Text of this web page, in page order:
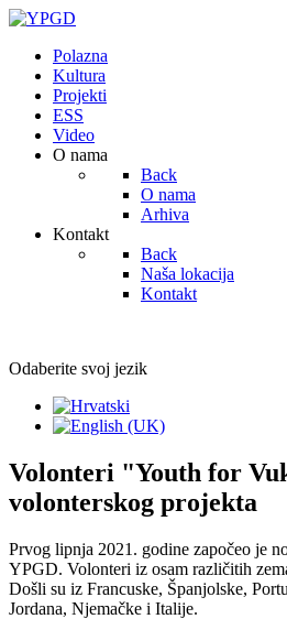
Polazna
Kultura
Projekti
ESS
Video
O nama
Back
O nama
Arhiva
Kontakt
Back
Naša lokacija
Kontakt
Odaberite svoj jezik
Volonteri "Youth for
volonterskog projekta
Prvog lipnja 2021. godine započeo je
YPGD. Volonteri iz osam različitih
Došli su iz Francuske, Španjolske,
Jordana, Njemačke i Italije.